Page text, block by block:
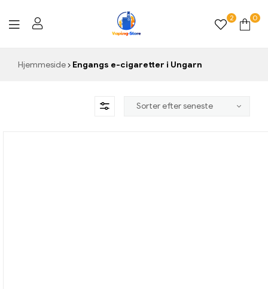
2 0
Hjemmeside Engangs e-cigaretter i Ungarn